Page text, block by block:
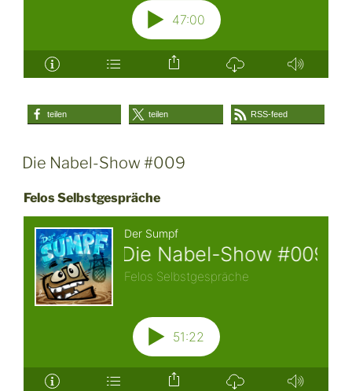
teilen teilen RSS-feed
Die Nabel-Show #009
Felos Selbstgespräche